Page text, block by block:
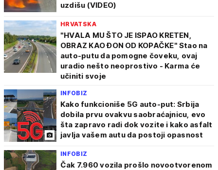
uzdišu (VIDEO)
HRVATSKA
"HVALA MU ŠTO JE ISPAO KRETEN,
OBRAZ KAO ĐON OD KOPAČKE" Stao na
auto-putu da pomogne čoveku, ovaj
uradio nešto neoprostivo - Karma će
učiniti svoje
INFOBIZ
Kako funkcioniše 5G auto-put: Srbija
dobila prvu ovakvu saobraćajnicu, evo
šta zapravo radi dok vozite i kako asfalt
javlja vašem autu da postoji opasnost
INFOBIZ
Čak 7.960 vozila prošlo novootvorenom